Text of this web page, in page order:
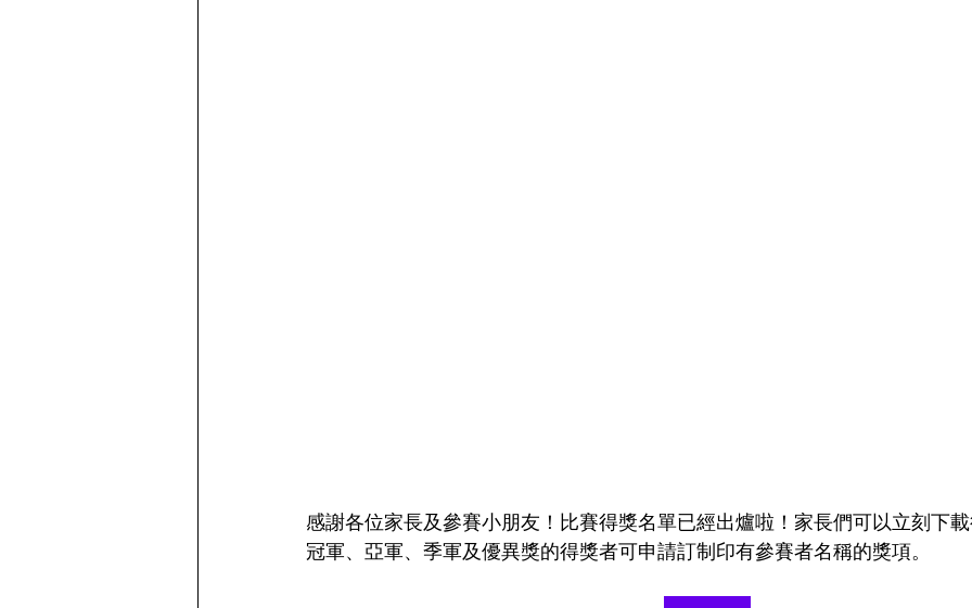
感謝各位家長及參賽小朋友！比賽得獎名單已經出爐啦！家長們可以立刻下
冠軍、亞軍、季軍及優異獎的得獎者可申請訂制印有參賽者名稱的獎項。